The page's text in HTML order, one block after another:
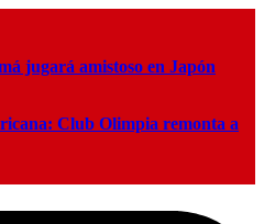
jugará amistoso en Japón
Club Olimpia remonta a